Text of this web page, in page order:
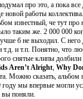
про это, а пока
новой работы
известный, че тут про
таким же. 2 000 000
б не выходил. С него
т.д. и т.п. Понятно, что
снятые клипы
Aren’t Alright, Why
Можно сказать,
мы впервые могли
поняли.